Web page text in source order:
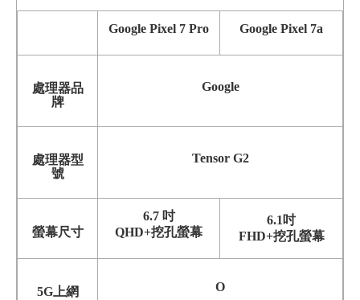
Google Pixel 7 Pro Google Pixel 7a
處理器品
牌
Google
處理器型
號
Tensor G2
螢幕尺寸
6.7 吋
QHD+挖孔螢幕
6.1吋
FHD+挖孔螢幕
5G上網 O